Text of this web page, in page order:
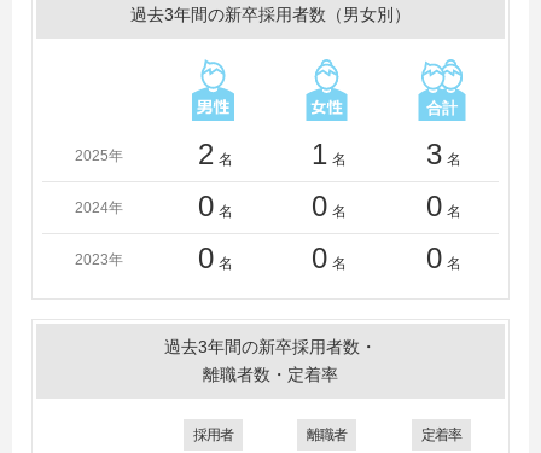
過去3年間の新卒採用者数（男女別）
2025年 2 名 1 名 3 名
2024年 0 名 0 名 0 名
2023年 0 名 0 名 0 名
過去3年間の新卒採用者数・
離職者数・定着率
採用者 離職者 定着率